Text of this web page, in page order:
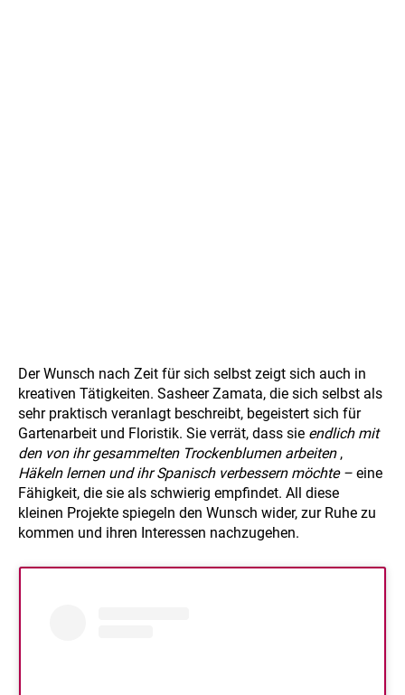
Der Wunsch nach Zeit für sich selbst zeigt sich auch in
kreativen Tätigkeiten. Sasheer Zamata, die sich selbst als
sehr praktisch veranlagt beschreibt, begeistert sich für
Gartenarbeit und Floristik. Sie verrät, dass sie endlich mit
den von ihr gesammelten Trockenblumen arbeiten,
Häkeln lernen und ihr Spanisch verbessern möchte – eine
Fähigkeit, die sie als schwierig empfindet. All diese
kleinen Projekte spiegeln den Wunsch wider, zur Ruhe zu
kommen und ihren Interessen nachzugehen.